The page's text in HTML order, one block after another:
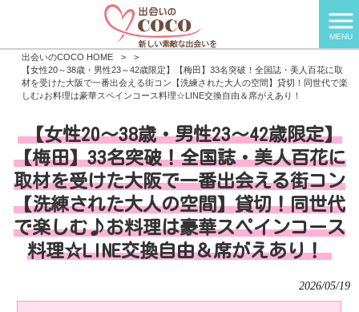
MENU
出会いのCOCO HOME >
>
【女性20～38歳・男性23～42歳限定】【梅田】33名突破！全国誌・美人百花に取
材を受けた大阪で一番出会える街コン【洗練された大人の空間】貸切！同世代で楽
しむ♪お料理は豪華スペインコース料理☆LINE交換自由＆席がえあり！
【女性20～38歳・男性23～42歳限定】
【梅田】33名突破！全国誌・美人百花に
取材を受けた大阪で一番出会える街コン
【洗練された大人の空間】貸切！同世代
で楽しむ♪お料理は豪華スペインコース
料理☆LINE交換自由＆席がえあり！
2026/05/19